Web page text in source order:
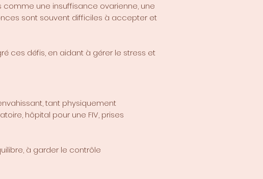
une insuffisance ovarienne, une
sont souvent difficiles à accepter et
ces défis, en aidant à gérer le stress et
tant physiquement
hôpital pour une FIV, prises
à garder le contrôle